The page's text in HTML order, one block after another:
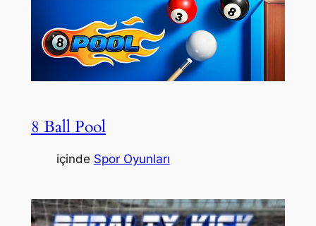
8 Ball Pool
içinde Spor Oyunları